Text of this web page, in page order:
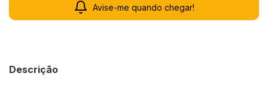
Avise-me quando chegar!
Descrição